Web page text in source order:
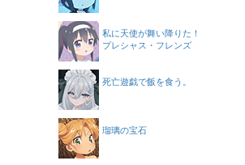
私に天使が舞い降りた！
プレシャス・フレンズ
死亡遊戯で飯を食う。
瑠璃の宝石